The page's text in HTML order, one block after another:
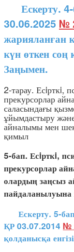
Ескерту. 4-
30.06.2025 №
жарияланған
күн өткен соң
Заңымен.
2-тарау. Есiрткi,
прекурсорлар
саласындағы
ұйымдастыру
айналымы мен
қимыл
5-бап. Есiрткi,
прекурсорлар
олардың заңсыз
Ескерту. 5-
ҚР 03.07.2014 №
қолданысқа